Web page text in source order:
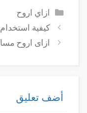
التصنيفات
ازاي اروح
كيفية
ازاى اروح
أضف تعليق